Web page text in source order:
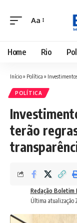
Font
Aa
Home Rio
Início» Política » Investimentos
POLÍTICA
terão
Última atualização
Redação Boletim